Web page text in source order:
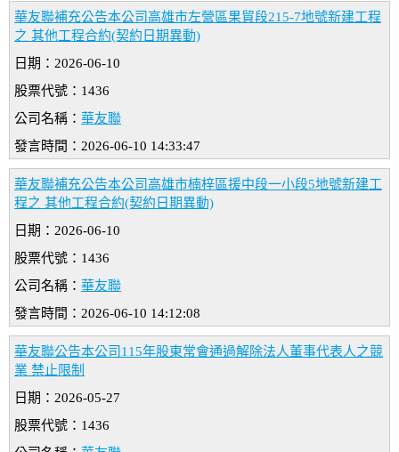
華友聯補充公告本公司高雄市左營區果貿段215-7地號新建工程
之 其他工程合約(契約日期異動)
日期：2026-06-10
股票代號：1436
公司名稱： 華友聯
發言時間：2026-06-10 14:33:47
華友聯補充公告本公司高雄市楠梓區援中段一小段5地號新建工
程之 其他工程合約(契約日期異動)
日期：2026-06-10
股票代號：1436
公司名稱： 華友聯
發言時間：2026-06-10 14:12:08
華友聯公告本公司115年股東常會通過解除法人董事代表人之競
業 禁止限制
日期：2026-05-27
股票代號：1436